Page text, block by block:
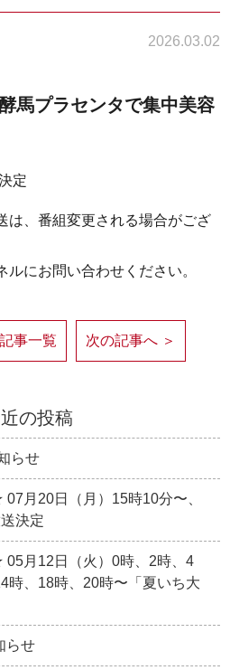
2026.03.02
馬プラセンタで集中美容
定
は、番組変更される場合がござ
にお問い合わせください。
記事一覧 次の記事へ ＞
の投稿
らせ
月20日（月）15時10分〜、
決定
月12日（火）0時、2時、4
時、18時、20時〜「夏いち大
らせ